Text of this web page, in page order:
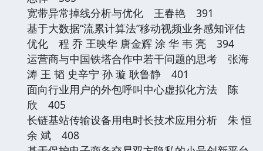
宽带异常掉线分析与优化 王春艳 391
基于大数据“流累计算法”移动视频业务感知评估
优化 程 乔 王映华 唐金辉 涂 华 韦 亮 394
运营商与中国铁塔合作中若干问题的思考 张海
涛 王 韬 史辛宁 孙 璇 耿鲁静 401
面向行业用户的外包呼叫中心虚拟化方法 陈
欣 405
长链基站传输设备用电时长技术应用分析 朱 恒
余 斌 408